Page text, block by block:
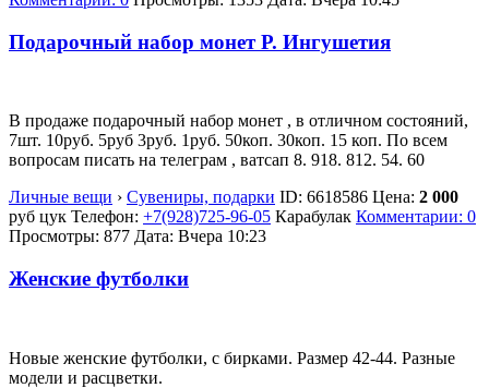
Подарочный набор монет Р. Ингушетия
В продаже подарочный набор монет , в отличном состояний,
7шт. 10руб. 5руб 3руб. 1руб. 50коп. 30коп. 15 коп. По всем
вопросам писать на телеграм , ватсап 8. 918. 812. 54. 60
Личные вещи › Сувениры, подарки ID: 6618586 Цена: 2 000
руб цук Телефон: +7(928)725-96-05 Карабулак Комментарии: 0
Просмотры: 877 Дата: Вчера 10:23
Женские футболки
Новые женские футболки, с бирками. Размер 42-44. Разные
модели и расцветки.